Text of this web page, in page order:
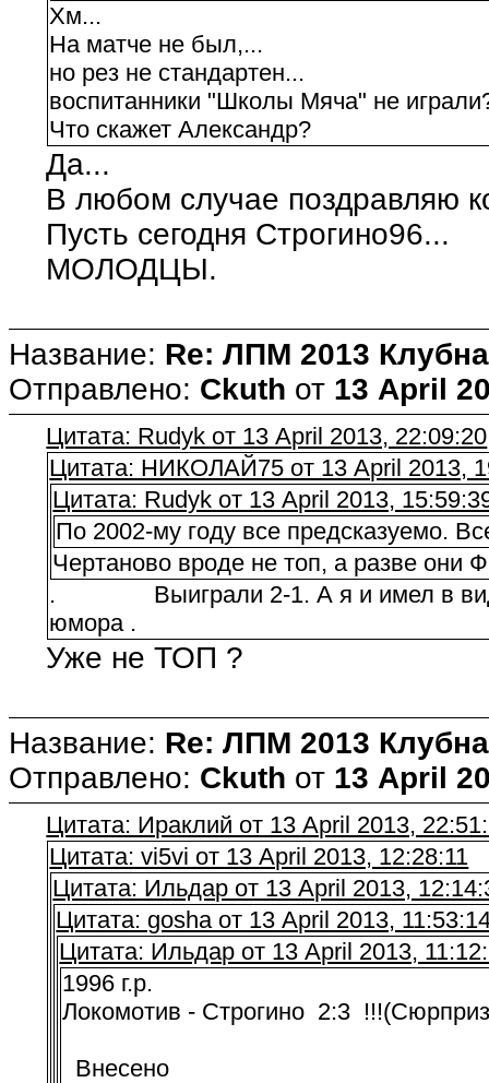
Хм...
На матче не был,...
но рез не стандартен...
воспитанники "Школы Мяча" не
Что скажет Александр?
Да...
В любом случае поздравляю
Пусть сегодня Строгино96...
МОЛОДЦЫ.
Название: Re: ЛПМ 2013
Отправлено: Ckuth от 13 April
Цитата: Rudyk от 13 April 2013, 22:09:20
Цитата: НИКОЛАЙ75 от 13 April 2013,
Цитата: Rudyk от 13 April 2013,
По 2002-му году все предсказуемо.
Чертаново вроде не топ, а разве
. Выиграли 2-1. А я и имел в
юмора .
Уже не ТОП ?
Название: Re: ЛПМ 2013
Отправлено: Ckuth от 13 April
Цитата: Ираклий от 13 April 2013,
Цитата: vi5vi от 13 April 2013, 12:28:11
Цитата: Ильдар от 13 April 2013,
Цитата: gosha от 13 April 2013,
Цитата: Ильдар от 13 April 2013,
1996 г.р.
Локомотив - Строгино 2:3
Внесено